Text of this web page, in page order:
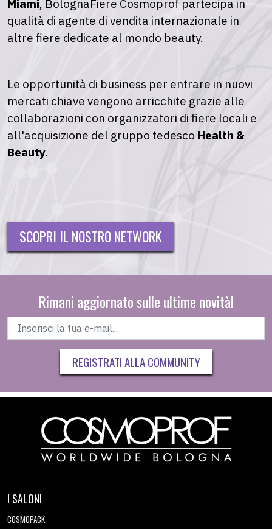
Miami, BolognaFiere Cosmoprof partecipa in
qualità di agente di vendita internazionale in
altre fiere dedicate al mondo beauty.
Le opportunità di business per entrare in nuovi
mercati chiave vengono arricchite grazie alle
collaborazioni con organizzatori di fiere locali e
all'acquisizione del gruppo tedesco Health &
Beauty.
SCOPRI IL NOSTRO NETWORK
Rimani aggiornato sulle ultime novità!
REGISTRATI ALLA COMMUNITY
I SALONI
COSMOPACK